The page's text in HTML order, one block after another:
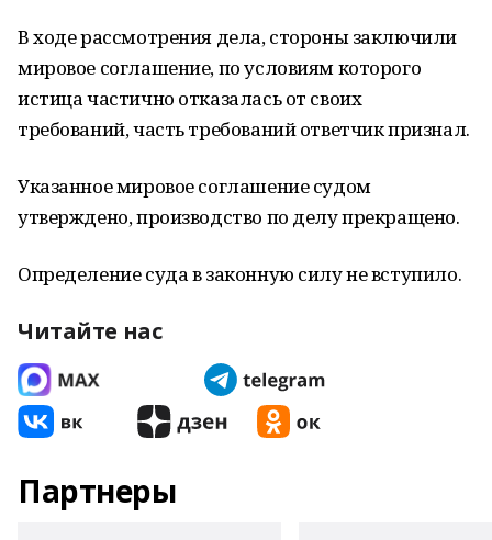
В ходе рассмотрения дела, стороны заключили
мировое соглашение, по условиям которого
истица частично отказалась от своих
требований, часть требований ответчик признал.
Указанное мировое соглашение судом
утверждено, производство по делу прекращено.
Определение суда в законную силу не вступило.
Читайте нас
Партнеры